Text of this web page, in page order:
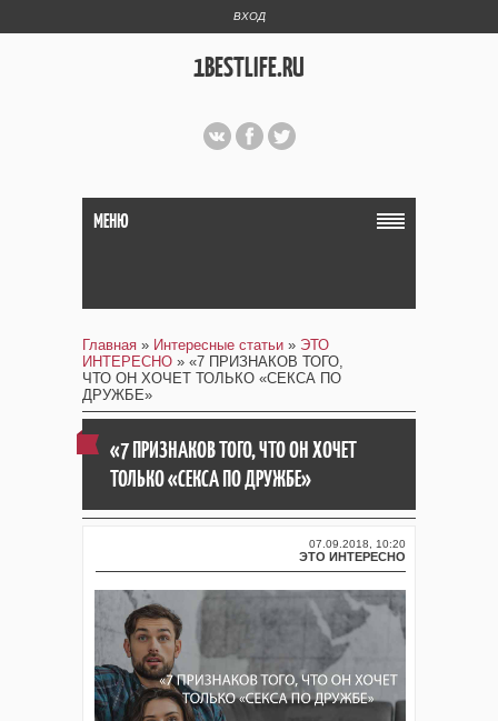
ВХОД
1BESTLIFE.RU
МЕНЮ
Главная » Интересные статьи » ЭТО
ИНТЕРЕСНО » «7 ПРИЗНАКОВ ТОГО,
ЧТО ОН ХОЧЕТ ТОЛЬКО «CЕКСА ПО
ДРУЖБЕ»
«7 ПРИЗНАКОВ ТОГО, ЧТО ОН ХОЧЕТ
ТОЛЬКО «CЕКСА ПО ДРУЖБЕ»
07.09.2018, 10:20
ЭТО ИНТЕРЕСНО